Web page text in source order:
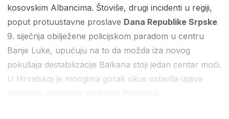
kosovskim Albancima. Štoviše, drugi incidenti u regiji,
poput protuustavne proslave Dana Republike Srpske
9. siječnja obilježene policijskom paradom u centru
Banje Luke, upućuju na to da možda iza novog
pokušaja destabilizacije Balkana stoji jedan centar moći.
U Hrvatskoj je mnogima gorak okus ostavila izjava